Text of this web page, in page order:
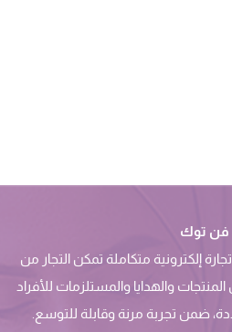
فن توك
إلكترونية متكاملة تمكن التجار من
والهدايا والمستلزمات للأفراد
ضمن تجربة مرنة وقابلة للتوسع.